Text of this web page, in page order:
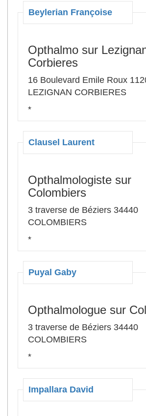
Beylerian Françoise
Opthalmo sur
Corbieres
16 Boulevard Emile Roux
LEZIGNAN CORBIERES
*
Clausel Laurent
Opthalmologiste sur
Colombiers
3 traverse de Béziers 34440
COLOMBIERS
*
Puyal Gaby
Opthalmologue sur
3 traverse de Béziers 34440
COLOMBIERS
*
Impallara David